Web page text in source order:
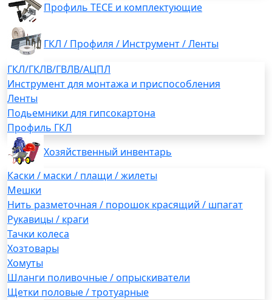
Профиль TECE и комплектующие
ГКЛ / Профиля / Инструмент / Ленты
ГКЛ/ГКЛВ/ГВЛВ/АЦПЛ
Инструмент для монтажа и приспособления
Ленты
Подьемники для гипсокартона
Профиль ГКЛ
Хозяйственный инвентарь
Каски / маски / плащи / жилеты
Мешки
Нить разметочная / порошок красящий / шпагат
Рукавицы / краги
Тачки колеса
Хозтовары
Хомуты
Шланги поливочные / опрыскиватели
Щетки половые / тротуарные